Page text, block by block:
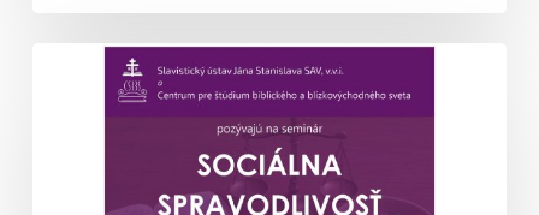
Sociálna
spravodlivosť